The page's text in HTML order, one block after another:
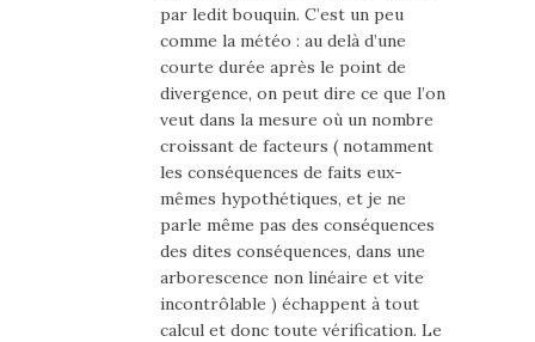
par ledit bouquin. C’est un peu
comme la météo : au delà d’une
courte durée après le point de
divergence, on peut dire ce que l’on
veut dans la mesure où un nombre
croissant de facteurs ( notamment
les conséquences de faits eux-
mêmes hypothétiques, et je ne
parle même pas des conséquences
des dites conséquences, dans une
arborescence non linéaire et vite
incontrôlable ) échappent à tout
calcul et donc toute vérification. Le